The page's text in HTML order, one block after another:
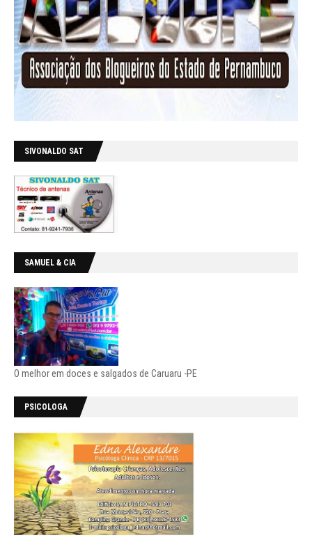
SIVONALDO SAT
SAMUEL & CIA
O melhor em doces e salgados de Caruaru -PE
PSICOLOGA